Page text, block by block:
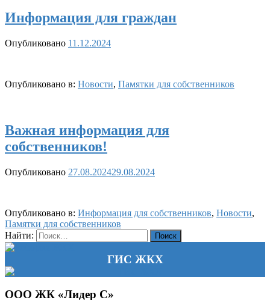
Информация для граждан
Опубликовано 11.12.2024
Опубликовано в: Новости, Памятки для собственников
Важная информация для
собственников!
Опубликовано 27.08.202429.08.2024
Опубликовано в: Информация для собственников, Новости,
Памятки для собственников
Найти:
ГИС ЖКХ
ООО ЖК «Лидер С»